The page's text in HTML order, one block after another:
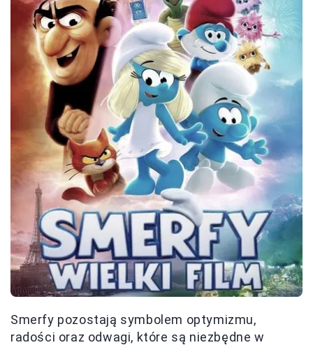
Smerfy pozostają symbolem optymizmu,
radości oraz odwagi, które są niezbędne w